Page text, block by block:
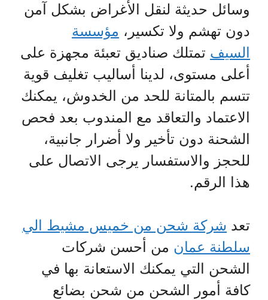
وسائل حديثة لنقل الأغراض بشكل آمن
دون تهشم ولا تكسير، مؤسسة
السيف تمتلك صناديق تعبئة مجهزة على
أعلى مستوى، لدينا أساليب تغليف قوية
تتسم بالمتانة للحد من الخدوش، يمكنك
الاعتماد والتعاقد مع المندوب بعد فحص
الشحنة دون تأخير ولا أضرار جانبية،
للحجز والاستفسار يرجى الاتصال على
هذا الرقم.
تعد شركة شحن من خميس مشيط الي
سلطنة عمان من أحسن شركات
الشحن التي يمكنك الاستعانة بها في
كافة أمور الشحن من شحن بضائع